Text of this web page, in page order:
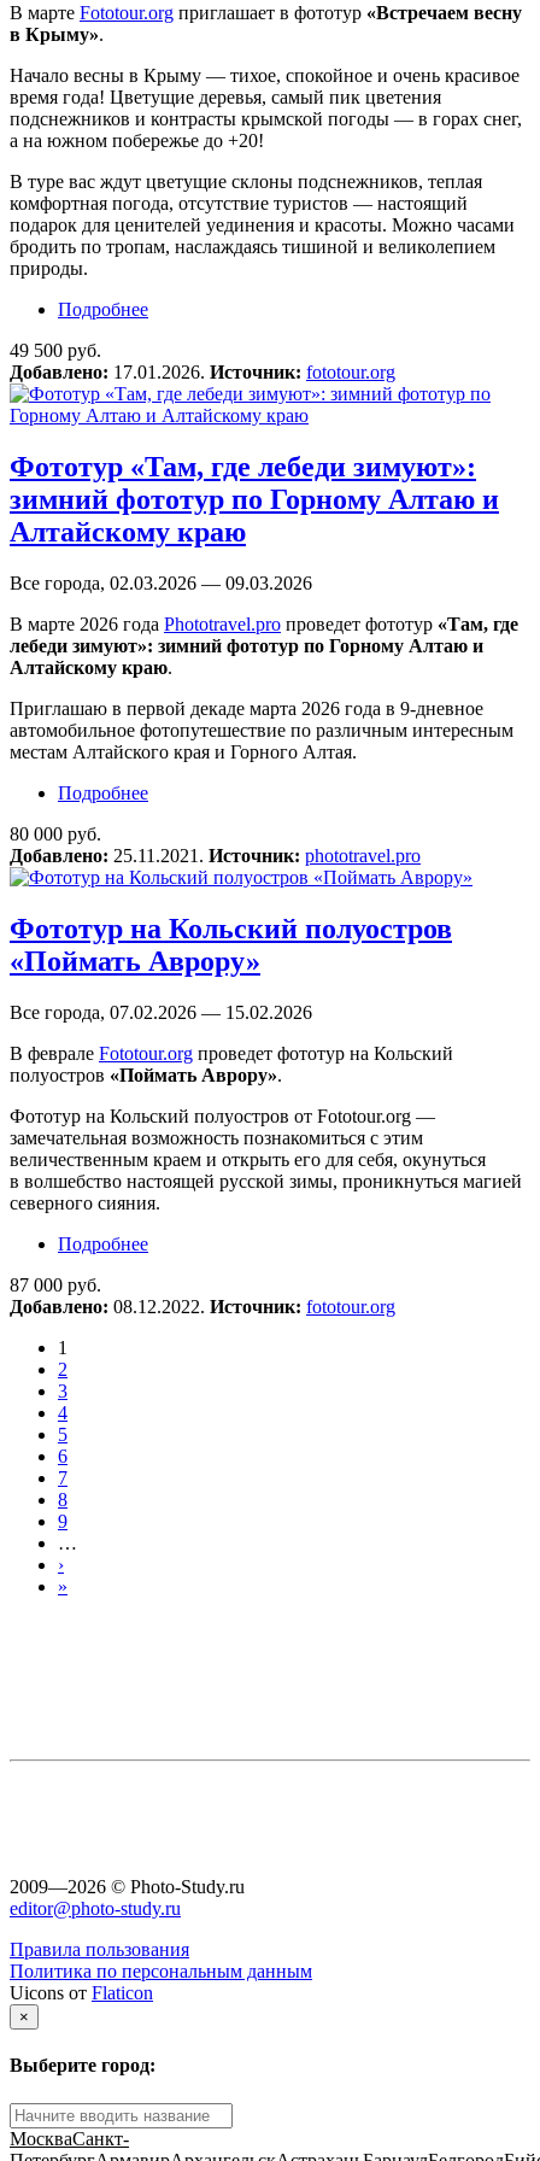
В марте Fototour.org приглашает в фототур «Встречаем весну
в Крыму».
Начало весны в Крыму — тихое, спокойное и очень красивое
время года! Цветущие деревья, самый пик цветения
подснежников и контрасты крымской погоды — в горах снег,
а на южном побережье до +20!
В туре вас ждут цветущие склоны подснежников, теплая
комфортная погода, отсутствие туристов — настоящий
подарок для ценителей уединения и красоты. Можно часами
бродить по тропам, наслаждаясь тишиной и великолепием
природы.
Подробнее
49 500 руб.
Добавлено: 17.01.2026. Источник: fototour.org
Фототур «Там, где лебеди зимуют»:
зимний фототур по Горному Алтаю и
Алтайскому краю
Все города, 02.03.2026 — 09.03.2026
В марте 2026 года Phototravel.pro проведет фототур «Там, где
лебеди зимуют»: зимний фототур по Горному Алтаю и
Алтайскому краю.
Приглашаю в первой декаде марта 2026 года в 9-дневное
автомобильное фотопутешествие по различным интересным
местам Алтайского края и Горного Алтая.
Подробнее
80 000 руб.
Добавлено: 25.11.2021. Источник: phototravel.pro
Фототур на Кольский полуостров
«Поймать Аврору»
Все города, 07.02.2026 — 15.02.2026
В феврале Fototour.org проведет фототур на Кольский
полуостров «Поймать Аврору».
Фототур на Кольский полуостров от Fototour.org —
замечательная возможность познакомиться с этим
величественным краем и открыть его для себя, окунуться
в волшебство настоящей русской зимы, проникнуться магией
северного сияния.
Подробнее
87 000 руб.
Добавлено: 08.12.2022. Источник: fototour.org
1
2
3
4
5
6
7
8
9
…
›
»
2009—2026 © Photo-Study.ru
editor@photo-study.ru
Правила пользования
Политика по персональным данным
Uicons от Flaticon
×
Выберите город:
МоскваСанкт-